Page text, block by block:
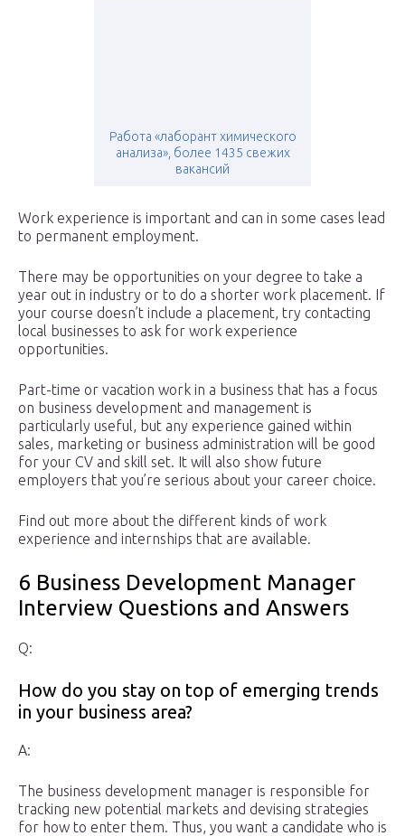
Работа «лаборант химического
анализа», более 1435 свежих
вакансий
Work experience is important and can in some cases lead
to permanent employment.
There may be opportunities on your degree to take a
year out in industry or to do a shorter work placement. If
your course doesn’t include a placement, try contacting
local businesses to ask for work experience
opportunities.
Part-time or vacation work in a business that has a focus
on business development and management is
particularly useful, but any experience gained within
sales, marketing or business administration will be good
for your CV and skill set. It will also show future
employers that you’re serious about your career choice.
Find out more about the different kinds of work
experience and internships that are available.
6 Business Development Manager
Interview Questions and Answers
Q:
How do you stay on top of emerging trends
in your business area?
A:
The business development manager is responsible for
tracking new potential markets and devising strategies
for how to enter them. Thus, you want a candidate who is